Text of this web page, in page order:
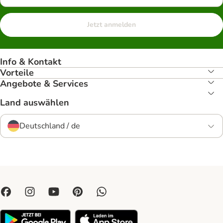
Jetzt anmelden
Info & Kontakt
Vorteile
Angebote & Services
Land auswählen
Deutschland / de